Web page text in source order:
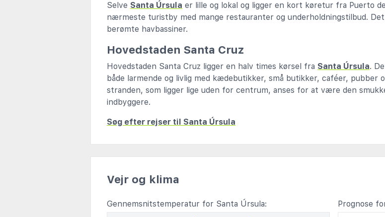
Selve Santa Úrsula er lille og lokal og ligger en kort køretur fra Puerto
nærmeste turistby med mange restauranter og underholdningstilbud. Det
berømte havbassiner.
Hovedstaden Santa Cruz
Hovedstaden Santa Cruz ligger en halv times kørsel fra Santa Úrsula.
både larmende og livlig med kædebutikker, små butikker, caféer,
stranden, som ligger lige uden for centrum, anses for at være den
indbyggere.
Søg efter rejser til Santa Úrsula
Vejr og klima
Gennemsnitstemperatur for Santa Úrsula:
Prognose